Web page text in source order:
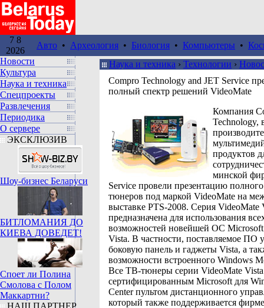
7 8
2026
Авто • Археология • Биология • Компьютеры •
Новости
Культура
Наука и техника
Спецпроекты
Развлечения
Периодика
О сервере
ЭКСКЛЮЗИВ
Шоу-бизнес Беларуси
БИТЛОМАНИЯ ДО
КИЕВА ДОВЕДЕТ!
Споет ли Полина
Смолова с Полом
Маккартни?
НАШ ПАРТНЕР
Наука и техника › Технологии ›
Compro Technology and JET Service
полный спектр решений VideoMate
Компания
Technology,
продуктов
минской
Service провели презентацию
тюнеров под маркой VideoMate на
выставке PTS-2008. Серия VideoMate
предназначена для использования
возможностей новейшей ОС
Vista. В частности, поставляемое ПО
боковую панель и гаджеты Vista, а
возможности встроенного Windows
Все ТВ-тюнеры серии VideoMate
сертифицированным Microsoft для
Center пультом дистанционного
который также поддерживается